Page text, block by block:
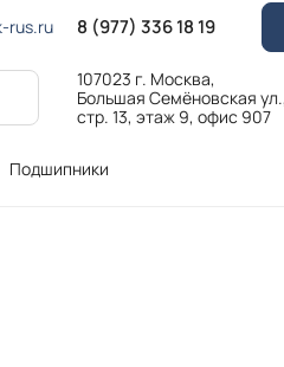
rus.ru 8 (977) 336 18 19
107023 г. Москва,
Большая Семёновская
стр. 13, этаж 9, офис 907
Подшипники